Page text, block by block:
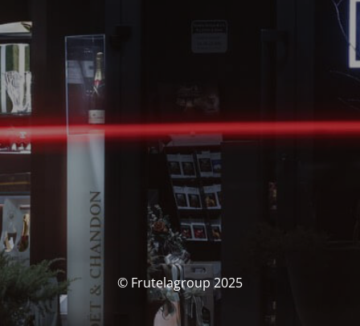
© Frutelagroup 2025